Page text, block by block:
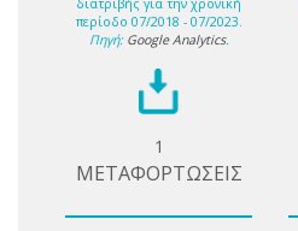
διατριβής για την χρονική
περίοδο 07/2018 - 07/2023.
Πηγή: Google Analytics.
1
ΜΕΤΑΦΟΡΤΩΣΕΙΣ